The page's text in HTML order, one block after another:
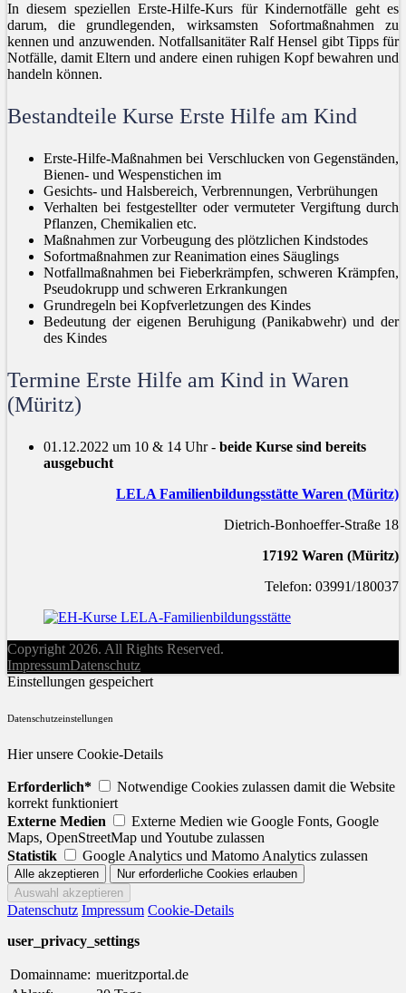
In diesem speziellen Erste-Hilfe-Kurs für Kindernotfälle geht es
darum, die grundlegenden, wirksamsten Sofortmaßnahmen zu
kennen und anzuwenden. Notfallsanitäter Ralf Hensel gibt Tipps für
Notfälle, damit Eltern und andere einen ruhigen Kopf bewahren und
handeln können.
Bestandteile Kurse Erste Hilfe am Kind
Erste-Hilfe-Maßnahmen bei Verschlucken von Gegenständen,
Bienen- und Wespenstichen im
Gesichts- und Halsbereich, Verbrennungen, Verbrühungen
Verhalten bei festgestellter oder vermuteter Vergiftung durch
Pflanzen, Chemikalien etc.
Maßnahmen zur Vorbeugung des plötzlichen Kindstodes
Sofortmaßnahmen zur Reanimation eines Säuglings
Notfallmaßnahmen bei Fieberkrämpfen, schweren Krämpfen,
Pseudokrupp und schweren Erkrankungen
Grundregeln bei Kopfverletzungen des Kindes
Bedeutung der eigenen Beruhigung (Panikabwehr) und der
des Kindes
Termine Erste Hilfe am Kind in Waren
(Müritz)
01.12.2022 um 10 & 14 Uhr - beide Kurse sind bereits
ausgebucht
LELA Familienbildungsstätte Waren (Müritz)
Dietrich-Bonhoeffer-Straße 18
17192 Waren (Müritz)
Telefon: 03991/180037
Copyright 2026. All Rights Reserved.
ImpressumDatenschutz
Einstellungen gespeichert
Datenschutzeinstellungen
Hier unsere Cookie-Details
Erforderlich*
Notwendige Cookies zulassen damit die Website
korrekt funktioniert
Externe Medien
Externe Medien wie Google Fonts, Google
Maps, OpenStreetMap und Youtube zulassen
Statistik
Google Analytics und Matomo Analytics zulassen
Datenschutz Impressum Cookie-Details
user_privacy_settings
Domainname: mueritzportal.de